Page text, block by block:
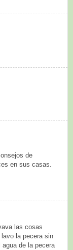
de
en sus casas.
las cosas
la pecera sin
de la pecera